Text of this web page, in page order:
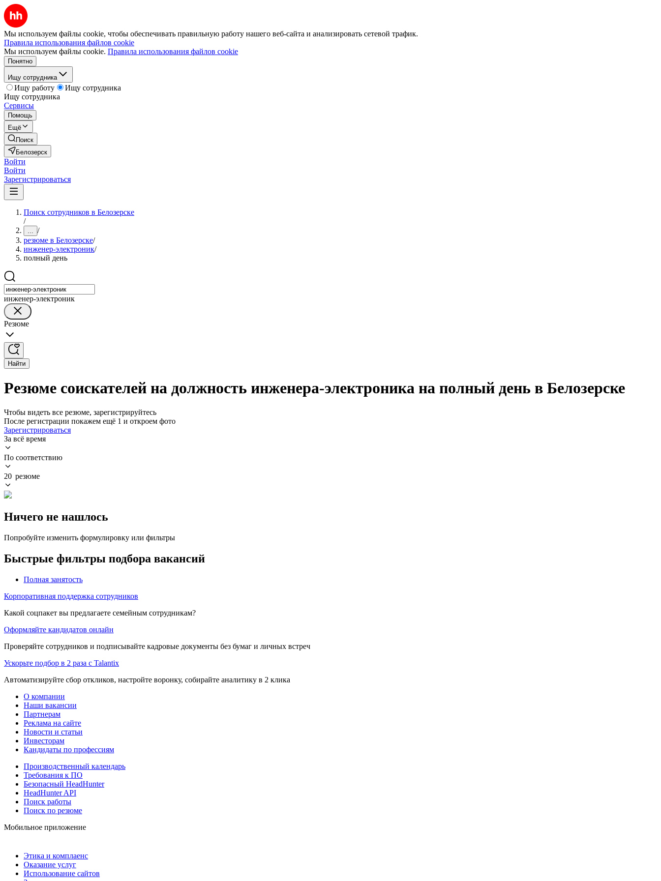
Мы используем файлы cookie, чтобы обеспечивать правильную работу нашего веб-сайта и анализировать сетевой трафик.
Правила использования файлов cookie
Мы используем файлы cookie. Правила использования файлов cookie
Понятно
Ищу сотрудника
Ищу работу
Ищу сотрудника
Ищу сотрудника
Сервисы
Помощь
Ещё
Поиск
Белозерск
Войти
Войти
Зарегистрироваться
Поиск сотрудников в Белозерске
/
... /
резюме в Белозерске/
инженер-электроник/
полный день
инженер-электроник
Резюме
Найти
Резюме соискателей на должность инженера-электроника на полный день в Белозерске
Чтобы видеть все резюме, зарегистрируйтесь
После регистрации покажем ещё 1 и откроем фото
Зарегистрироваться
За всё время
По соответствию
20 резюме
Ничего не нашлось
Попробуйте изменить формулировку или фильтры
Быстрые фильтры подбора вакансий
Полная занятость
Корпоративная поддержка сотрудников
Какой соцпакет вы предлагаете семейным сотрудникам?
Оформляйте кандидатов онлайн
Проверяйте сотрудников и подписывайте кадровые документы без бумаг и личных встреч
Ускорьте подбор в 2 раза с Talantix
Автоматизируйте сбор откликов, настройте воронку, собирайте аналитику в 2 клика
О компании
Наши вакансии
Партнерам
Реклама на сайте
Новости и статьи
Инвесторам
Кандидаты по профессиям
Производственный календарь
Требования к ПО
Безопасный HeadHunter
HeadHunter API
Поиск работы
Поиск по резюме
Мобильное приложение
Этика и комплаенс
Оказание услуг
Использование сайтов